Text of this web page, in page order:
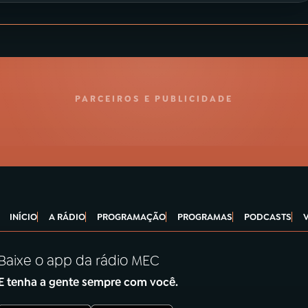
PARCEIROS E PUBLICIDADE
INÍCIO A RÁDIO PROGRAMAÇÃO PROGRAMAS PODCASTS
o app da rádio MEC
tenha a gente sempre com você.